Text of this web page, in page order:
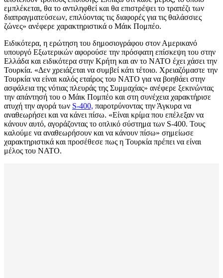
εμπλέκεται, θα το αντιληφθεί και θα επιστρέψει το τραπέζι των
διαπραγματεύσεων, επιλύοντας τις διαφορές για τις θαλάσσιες
ζώνες» ανέφερε χαρακτηριστικά ο Μάικ Πομπέο.
Ειδικότερα, η ερώτηση του δημοσιογράφου στον Αμερικανό
υπουργό Εξωτερικών αφορούσε την πρόσφατη επίσκεψη του στην
Ελλάδα και ειδικότερα στην Κρήτη και αν το ΝΑΤΟ έχει χάσει την
Τουρκία. «Δεν χρειάζεται να συμβεί κάτι τέτοιο. Χρειαζόμαστε την
Τουρκία να είναι καλός εταίρος του ΝΑΤΟ για να βοηθάει στην
ασφάλεια της νότιας πλευράς της Συμμαχίας» ανέφερε ξεκινώντας
την απάντησή του ο Μάικ Πομπέο και στη συνέχεια χαρακτήρισε
ατυχή την αγορά των S-400, παροτρύνοντας την Άγκυρα να
αναθεωρήσει και να κάνει πίσω. «Είναι κρίμα που επέλεξαν να
κάνουν αυτό, αγοράζοντας το οπλικό σύστημα των S-400. Τους
καλούμε να αναθεωρήσουν και να κάνουν πίσω» σημείωσε
χαρακτηριστικά και προσέθεσε πως η Τουρκία πρέπει να είναι
μέλος του ΝΑΤΟ.